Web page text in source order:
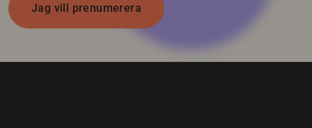
Jag vill prenumerera